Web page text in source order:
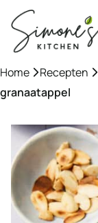
naar
inhoud
Home »Recepten »
granaatappel